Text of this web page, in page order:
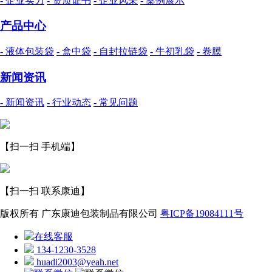
产品中心
- 液体包装袋 - 盒中袋 - 自封拉链袋 - 牛初乳袋 - 卷膜
新闻资讯
- 新闻资讯 - 行业动态 - 常见问题
【扫一扫 手机端】
【扫一扫 联系康迪】
版权所有 广东康迪包装制品有限公司 粤ICP备19084111号
在线客服
134-1230-3528
huadi2003@yeah.net